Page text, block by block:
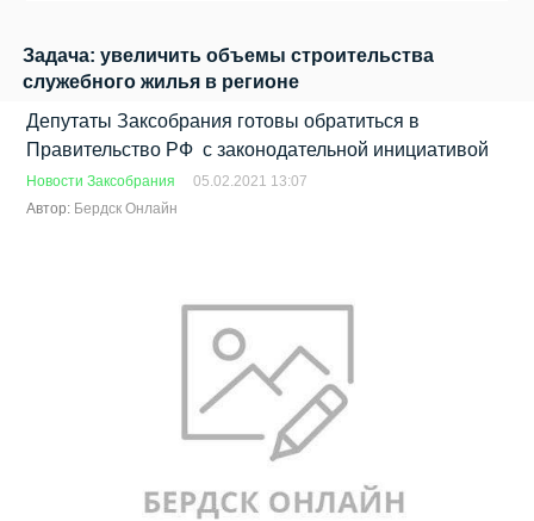
Задача: увеличить объемы строительства
служебного жилья в регионе
Депутаты Заксобрания готовы обратиться в
Правительство РФ с законодательной инициативой
Новости Заксобрания
05.02.2021 13:07
Автор: Бердск Онлайн